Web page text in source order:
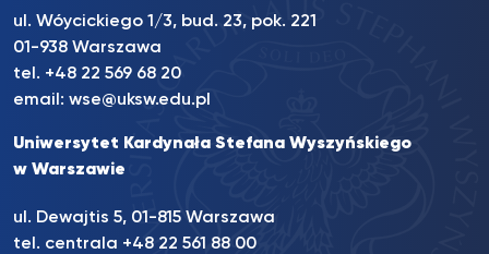
ul. Wóycickiego 1/3, bud. 23, pok. 221
01-938 Warszawa
tel. +48 22 569 68 20
email: wse@uksw.edu.pl
Uniwersytet Kardynała Stefana Wyszyńskiego
w Warszawie
ul. Dewajtis 5, 01-815 Warszawa
tel. centrala +48 22 561 88 00